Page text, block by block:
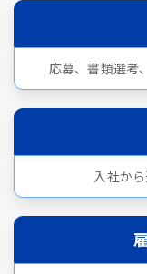
応募、書類選考
入社か